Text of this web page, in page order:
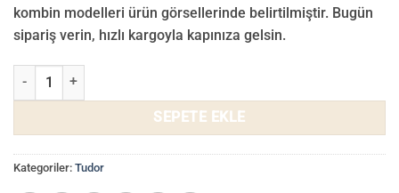
kombin modelleri ürün görsellerinde belirtilmiştir. Bugün
sipariş verin, hızlı kargoyla kapınıza gelsin.
Tudor Duvar Kağıdı 3503-01 adet
SEPETE EKLE
Kategoriler: Tudor